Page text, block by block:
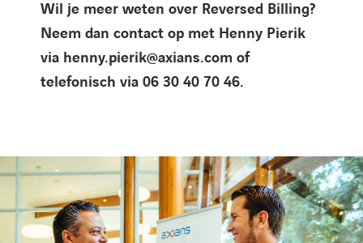
Wil je meer weten over Reversed Billing?
Neem dan contact op met Henny Pierik
via henny.pierik@axians.com of
telefonisch via 06 30 40 70 46.